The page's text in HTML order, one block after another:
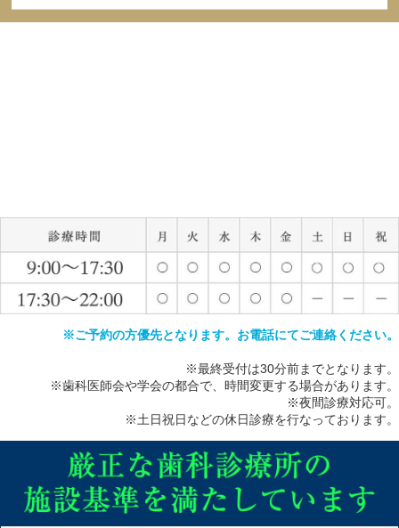
※ご予約の方優先となります。お電話にてご連絡ください。
※最終受付は30分前までとなります。
※歯科医師会や学会の都合で、時間変更する場合があります。
※夜間診療対応可。
※土日祝日などの休日診療を行なっております。